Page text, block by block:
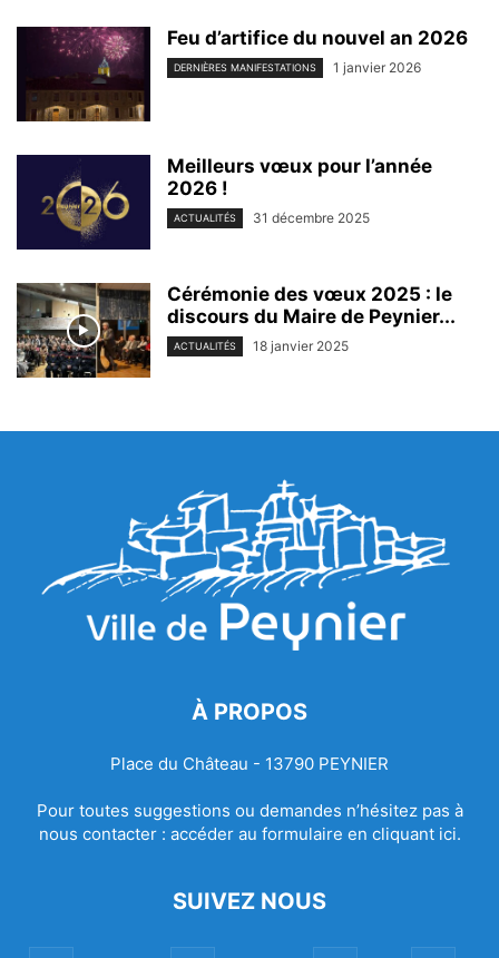
Feu d’artifice du nouvel an 2026
DERNIÈRES MANIFESTATIONS 1 janvier 2026
Meilleurs vœux pour l’année
2026 !
ACTUALITÉS 31 décembre 2025
Cérémonie des vœux 2025 : le
discours du Maire de Peynier...
ACTUALITÉS 18 janvier 2025
À PROPOS
Place du Château - 13790 PEYNIER
Pour toutes suggestions ou demandes n’hésitez pas à
nous contacter : accéder au formulaire en cliquant ici.
SUIVEZ NOUS